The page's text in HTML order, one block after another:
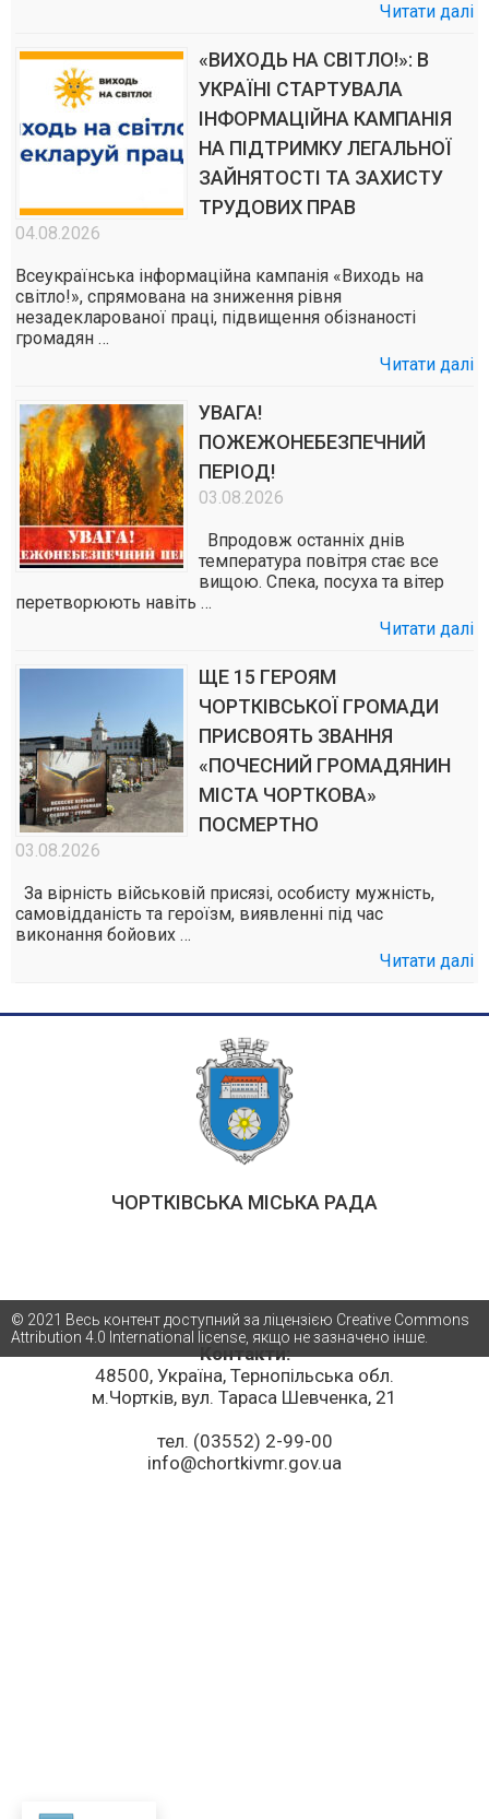
Читати далі
«ВИХОДЬ НА СВІТЛО!»: В
УКРАЇНІ СТАРТУВАЛА
ІНФОРМАЦІЙНА КАМПАНІЯ
НА ПІДТРИМКУ ЛЕГАЛЬНОЇ
ЗАЙНЯТОСТІ ТА ЗАХИСТУ
ТРУДОВИХ ПРАВ
04.08.2026
Всеукраїнська інформаційна кампанія «Виходь на
світло!», спрямована на зниження рівня
незадекларованої праці, підвищення обізнаності
громадян …
Читати далі
УВАГА!
ПОЖЕЖОНЕБЕЗПЕЧНИЙ
ПЕРІОД!
03.08.2026
Впродовж останніх днів
температура повітря стає все
вищою. Спека, посуха та вітер
перетворюють навіть …
Читати далі
ЩЕ 15 ГЕРОЯМ
ЧОРТКІВСЬКОЇ ГРОМАДИ
ПРИСВОЯТЬ ЗВАННЯ
«ПОЧЕСНИЙ ГРОМАДЯНИН
МІСТА ЧОРТКОВА»
ПОСМЕРТНО
03.08.2026
За вірність військовій присязі, особисту мужність,
самовідданість та героїзм, виявленні під час
виконання бойових …
Читати далі
ЧОРТКІВСЬКА МІСЬКА РАДА
Контакти:
48500, Україна, Тернопільська обл.
м.Чортків, вул. Тараса Шевченка, 21
тел. (03552) 2-99-00
info@chortkivmr.gov.ua
© 2021 Весь контент доступний за ліцензією Creative Commons
Attribution 4.0 International license, якщо не зазначено інше.